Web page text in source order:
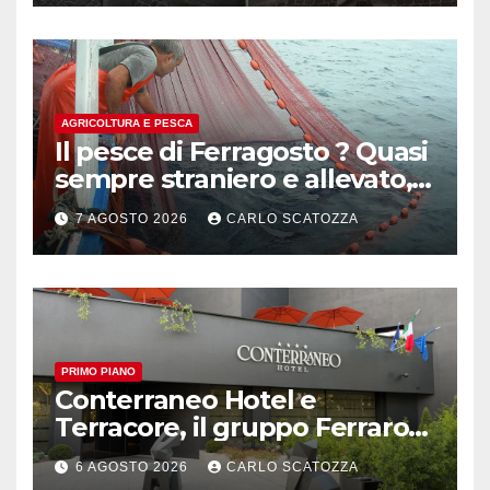
AGRICOLTURA E PESCA
Il pesce di Ferragosto ? Quasi
sempre straniero e allevato,
in sofferenza
7 AGOSTO 2026 CARLO SCATOZZA
PRIMO PIANO
Conterraneo Hotel e
Terracore, il gruppo Ferraro
amplia l’ ospitalità e il gusto
alle porte di Caserta
6 AGOSTO 2026 CARLO SCATOZZA